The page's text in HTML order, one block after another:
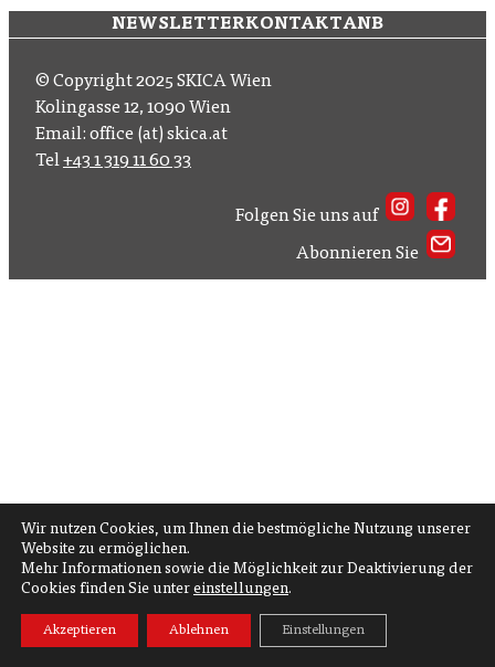
Wir nutzen Cookies, um Ihnen die bestmögliche Nutzung unserer
Website zu ermöglichen.
Mehr Informationen sowie die Möglichkeit zur Deaktivierung der
Cookies finden Sie unter einstellungen.
Akzeptieren Ablehnen Einstellungen
NEWSLETTERKONTAKTANB
© Copyright 2025 SKICA Wien
Kolingasse 12, 1090 Wien
Email: office (at) skica.at
Tel+43 1 319 11 60 33
Folgen Sie uns auf
Abonnieren Sie